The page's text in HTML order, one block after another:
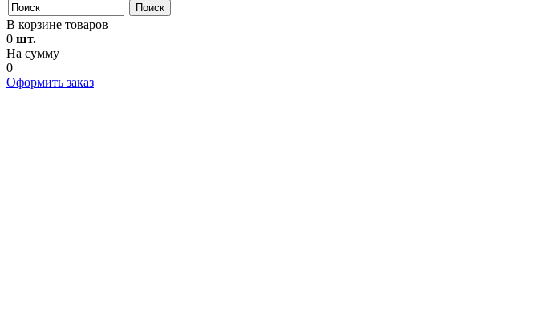
В корзине товаров
0 шт.
На сумму
0
Оформить заказ